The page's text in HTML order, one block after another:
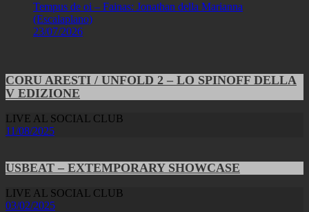
Tempus de oi – Fainas: Jonathan della Marianna
(Escalaplano)
23/07/2026
CORU ARESTI / UNFOLD 2 – LO SPINOFF DELLA
V EDIZIONE
LIVE AL SOCIAL CLUB
11/08/2025
USBEAT – EXTEMPORARY SHOWCASE
LIVE AL SOCIAL CLUB
03/02/2025